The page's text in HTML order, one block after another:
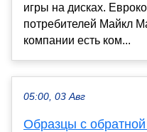
игры на дисках.
потребителей Майкл
компании есть ком...
05:00, 03 Авг
Образцы с